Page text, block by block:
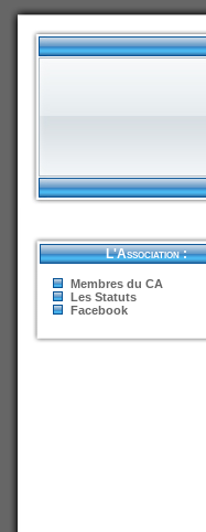
L'Association :
Membres du CA
Les Statuts
Facebook